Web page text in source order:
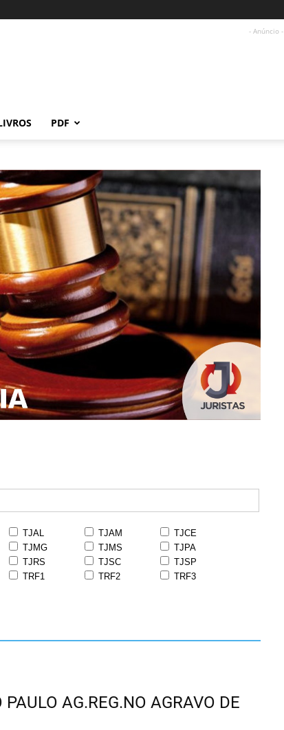
- Anúncio -
PDF
TJAL TJAM
TJCE
TJMG TJMS
TJPA
TJRS TJSC
TJSP
TRF1 TRF2
TRF3
AG.REG.NO AGRAVO DE